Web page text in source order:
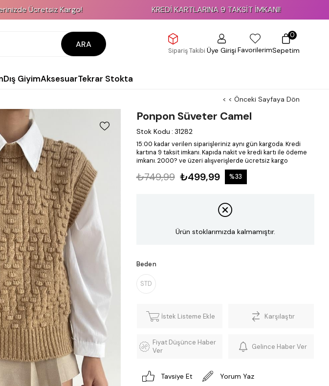
Ücretsiz Kargo! KREDİ KARTLARINA 9 TAKSİT İMKANI!
ARA
Sipariş Takibi Üye GirişiFavorilerimSepetim
0
Dış GiyimAksesuarTekrar Stokta
< < Önceki Sayfaya Dön
Ponpon Süveter Camel
Stok Kodu : 31282
15:00 kadar verilen siparişleriniz aynı gün kargoda. Kredi
kartına 9 taksit imkanı. Kapıda nakit ve kredi kartı ile ödeme
imkanı. 2000? ve üzeri alışverişlerde ücretsiz kargo
₺749,99 ₺499,99 %33
Ürün stoklarımızda kalmamıştır.
Beden
STD
İstek Listeme Ekle Karşılaştır
Fiyat Düşünce Haber
Ver
Gelince Haber Ver
Tavsiye Et Yorum Yaz